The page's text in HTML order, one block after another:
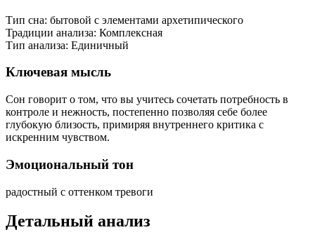
Тип сна: бытовой с элементами архетипического
Традиции анализа: Комплексная
Тип анализа: Единичный
Ключевая мысль
Сон говорит о том, что вы учитесь сочетать потребность в
контроле и нежность, постепенно позволяя себе более
глубокую близость, примиряя внутреннего критика с
искренним чувством.
Эмоциональный тон
радостный с оттенком тревоги
Детальный анализ